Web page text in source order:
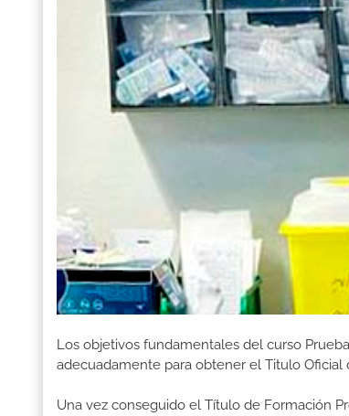
Los objetivos fundamentales del curso
adecuadamente para obtener el Titulo Oficial
Una vez conseguido el Título de Formación